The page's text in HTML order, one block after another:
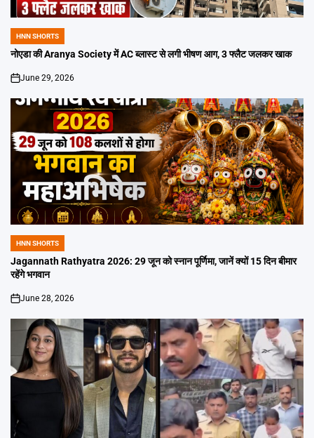
POSTED
IN
HNN SHORTS
नोएडा की Aranya Society में AC ब्लास्ट से लगी भीषण आग, 3 फ्लैट जलकर खाक
on
June 29, 2026
POSTED
IN
HNN SHORTS
Jagannath Rathyatra 2026: 29 जून को स्नान पूर्णिमा, जानें क्यों 15 दिन बीमार
रहेंगे भगवान
on
June 28, 2026